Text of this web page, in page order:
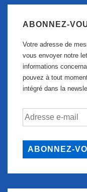
ABONNEZ-
Votre adresse de
vous envoyer notre
informations
pouvez à tout
intégré dans la
Adresse
ABONNEZ-